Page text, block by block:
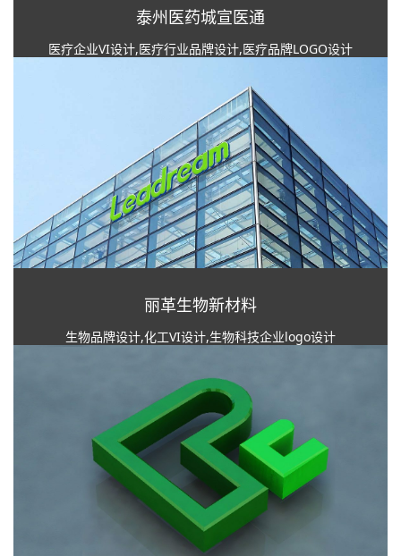
泰州医药城宣医通
医疗企业VI设计,医疗行业品牌设计,医疗品牌LOGO设计
丽革生物新材料
生物品牌设计,化工VI设计,生物科技企业logo设计